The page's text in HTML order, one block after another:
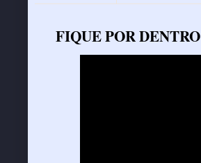
FIQUE POR DENTRO